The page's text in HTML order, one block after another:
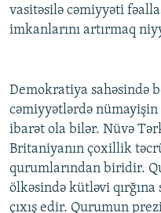
vasitəsilə cəmiyyəti
imkanlarını artırmaq
Demokratiya sahəsində
cəmiyyətlərdə
ibarət ola bilər. Nüvə
Britaniyanın çoxillik
qurumlarından biridir.
ölkəsində kütləvi
çıxış edir. Qurumun